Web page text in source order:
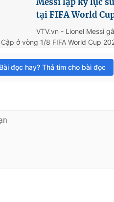
tại FIFA World
VTV.vn - Lionel Messi
ở vòng 1/8 FIFA World Cup
Bài đọc hay? Thả tim cho bài đọc